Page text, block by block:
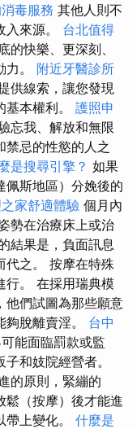
毒服務 其他人則不
來源。 台北值得
的快樂、更深刻、
。 附近牙醫診所
供線索，讓您發現
本權利。 護照申
忘我、解放和無限
禁忌的性慾的人之
是搜尋引擎？ 如果
佩斯地區）分娩後的
家舒適體驗 個月內
勢在治療床上或治
結果是，負面訊息
代之。 按摩在特殊
行。 在採用瑞典模
他們試圖為那些願意
脫離賣淫。 台中
能面臨罰款或監
和妓院經營者。
的原則，緊繃的
鬆（按摩）後才能進
上變化。 什麼是